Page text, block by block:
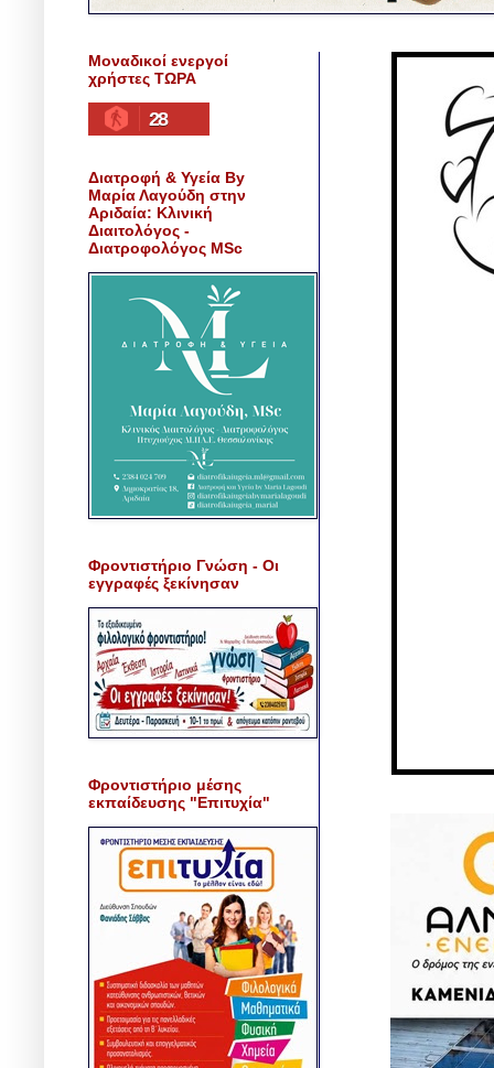
Μοναδικοί ενεργοί
χρήστες ΤΩΡΑ
28
Διατροφή & Υγεία By
Μαρία Λαγούδη στην
Αριδαία: Κλινική
Διαιτολόγος -
Διατροφολόγος MSc
Φροντιστήριο Γνώση - Οι
εγγραφές ξεκίνησαν
Φροντιστήριο μέσης
εκπαίδευσης "Επιτυχία"